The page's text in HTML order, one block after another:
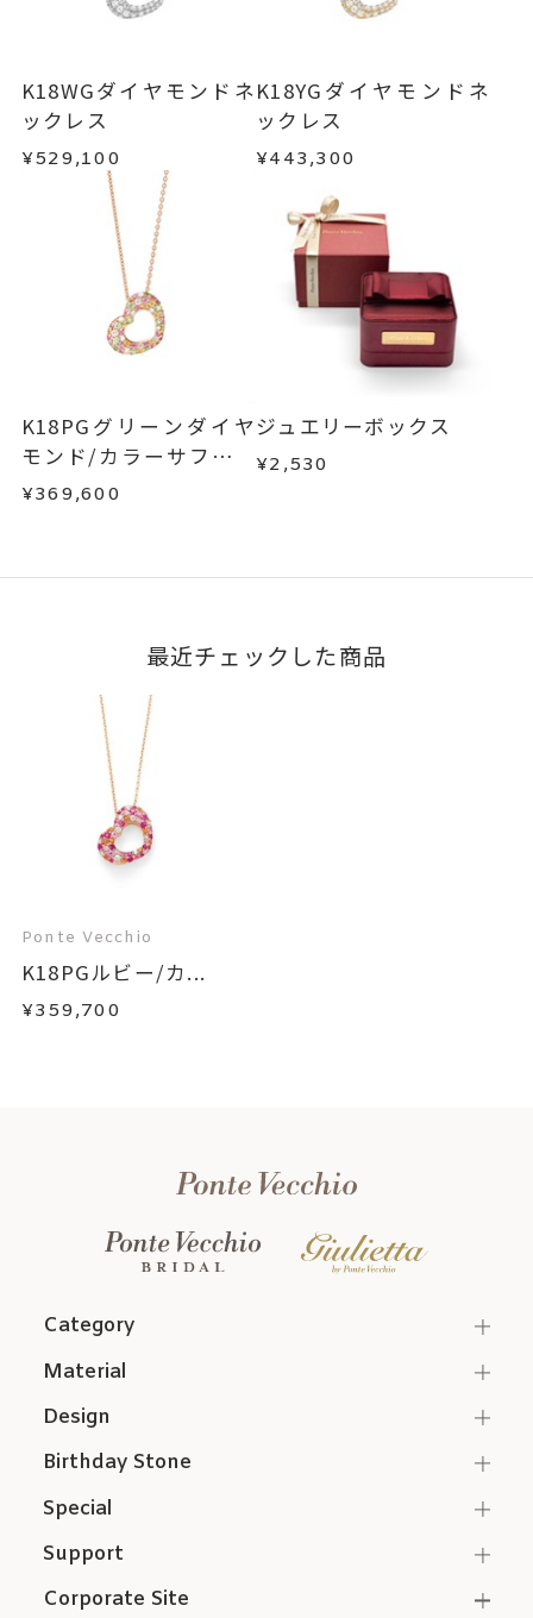
K18WGダイヤモンドネ
ックレス
¥529,100
K18YGダイヤモンドネ
ックレス
¥443,300
K18PGグリーンダイヤ
モンド/カラーサファイ
ア/ダイヤモンドネック
¥369,600
ジュエリーボックス
¥2,530
最近チェックした商品
Ponte Vecchio
K18PGルビー/カ...
¥359,700
Category
Support
Corporate Site
Material
Design
Birthday Stone
Special